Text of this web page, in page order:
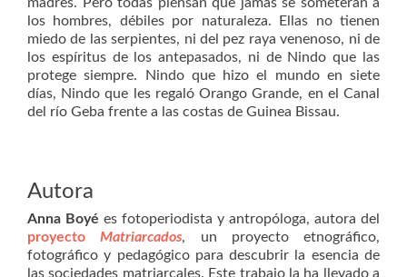
los hombres, débiles por naturaleza. Ellas no tienen
miedo de las serpientes, ni del pez raya venenoso, ni de
los espíritus de los antepasados, ni de Nindo que las
protege siempre. Nindo que hizo el mundo en siete
días, Nindo que les regaló Orango Grande, en el Canal
del río Geba frente a las costas de Guinea Bissau.
Autora
Anna Boyé es fotoperiodista y antropóloga, autora del
proyectoMatriarcados, un proyecto etnográfico,
fotográfico y pedagógico para descubrir la esencia de
las sociedades matriarcales. Este trabajo la ha llevado a